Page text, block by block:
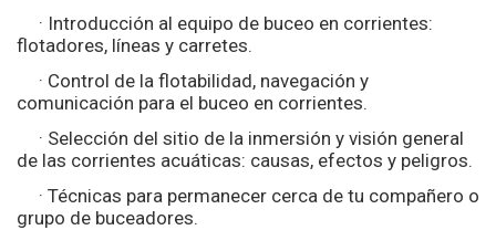
· Introducción al equipo de buceo en corrientes:
flotadores, líneas y carretes.
· Control de la flotabilidad, navegación y
comunicación para el buceo en corrientes.
· Selección del sitio de la inmersión y visión general
de las corrientes acuáticas: causas, efectos y peligros.
· Técnicas para permanecer cerca de tu compañero o
grupo de buceadores.